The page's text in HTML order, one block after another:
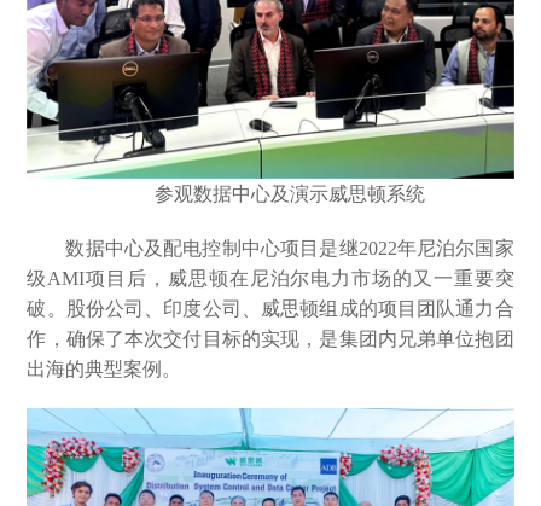
参观数据中心及演示威思顿系统
数据中心及配电控制中心项目是继2022年尼泊尔国家
级AMI项目后，威思顿在尼泊尔电力市场的又一重要突
破。股份公司、印度公司、威思顿组成的项目团队通力合
作，确保了本次交付目标的实现，是集团内兄弟单位抱团
出海的典型案例。